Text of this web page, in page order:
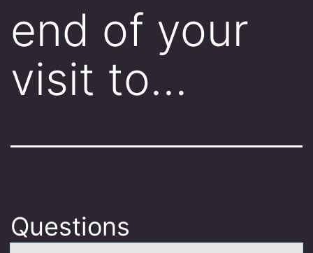
end of your
visit to…
Questions